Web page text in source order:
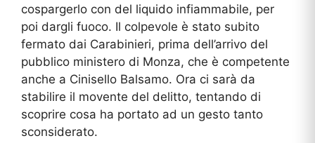
cospargerlo con del liquido infiammabile, per
poi dargli fuoco. Il colpevole è stato subito
fermato dai Carabinieri, prima dell’arrivo del
pubblico ministero di Monza, che è competente
anche a Cinisello Balsamo. Ora ci sarà da
stabilire il movente del delitto, tentando di
scoprire cosa ha portato ad un gesto tanto
sconsiderato.